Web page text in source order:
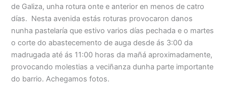
de Galiza, unha rotura onte e anterior en menos de catro
días. Nesta avenida estás roturas provocaron danos
nunha pastelaría que estivo varios días pechada e o martes
o corte do abastecemento de auga desde ás 3:00 da
madrugada até ás 11:00 horas da mañá aproximadamente,
provocando molestias a veciñanza dunha parte importante
do barrio. Achegamos fotos.